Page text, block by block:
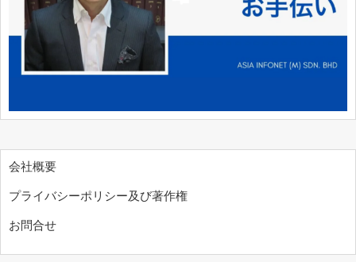
会社概要
プライバシーポリシー及び著作権
お問合せ